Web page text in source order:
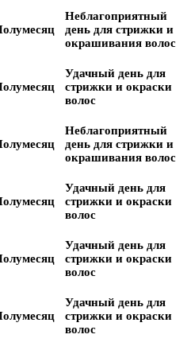
Неблагоприятный
день для стрижки и
окрашивания волос
Удачный день для
стрижки и окраски
волос
Неблагоприятный
день для стрижки и
окрашивания волос
Удачный день для
стрижки и окраски
волос
Удачный день для
стрижки и окраски
волос
Удачный день для
стрижки и окраски
волос